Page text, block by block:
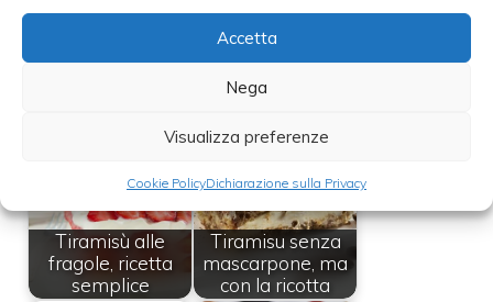
Accetta
Nega
Visualizza preferenze
Cookie PolicyDichiarazione sulla Privacy
Come decorazione potete utilizzare delle
fette di ananas intere e la farina di cocco.
Tiramisù alle
fragole, ricetta
semplice
Tiramisu senza
mascarpone, ma
con la ricotta